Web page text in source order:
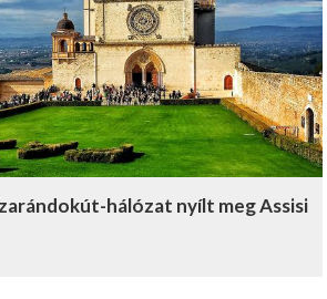
hálózat nyílt meg Assisi